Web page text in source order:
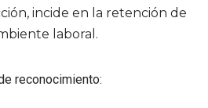
incide en la retención de
laboral.
reconocimiento: